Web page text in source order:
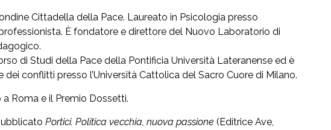
Cittadella della Pace. Laureato in Psicologia presso
È fondatore e direttore del Nuovo Laboratorio di
di Studi della Pace della Pontificia Università Lateranense ed è
conflitti presso l’Università Cattolica del Sacro Cuore di Milano.
Roma e il Premio Dossetti.
Portici. Politica vecchia, nuova passione (Editrice Ave,